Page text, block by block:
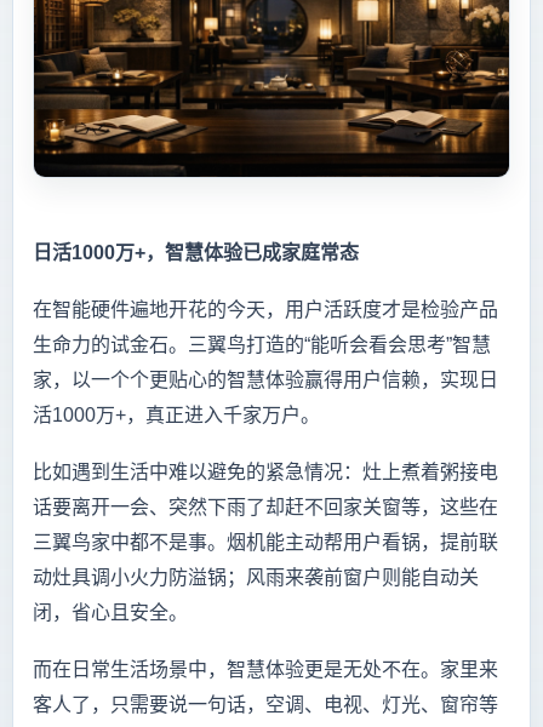
日活1000万+，智慧体验已成家庭常态
在智能硬件遍地开花的今天，用户活跃度才是检验产品
生命力的试金石。三翼鸟打造的“能听会看会思考”智慧
家，以一个个更贴心的智慧体验赢得用户信赖，实现日
活1000万+，真正进入千家万户。
比如遇到生活中难以避免的紧急情况：灶上煮着粥接电
话要离开一会、突然下雨了却赶不回家关窗等，这些在
三翼鸟家中都不是事。烟机能主动帮用户看锅，提前联
动灶具调小火力防溢锅；风雨来袭前窗户则能自动关
闭，省心且安全。
而在日常生活场景中，智慧体验更是无处不在。家里来
客人了，只需要说一句话，空调、电视、灯光、窗帘等